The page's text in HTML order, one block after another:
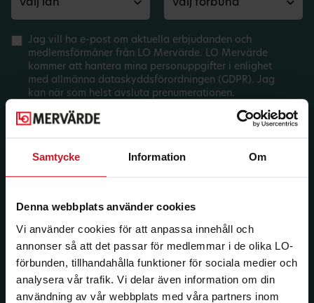
Samtycke Information Om
Denna webbplats använder cookies
Vi använder cookies för att anpassa innehåll och
annonser så att det passar för medlemmar i de olika LO-
förbunden, tillhandahålla funktioner för sociala medier och
analysera vår trafik. Vi delar även information om din
användning av vår webbplats med våra partners inom
Jag vill ha e-post om aktuella erbjudanden och
medlemsförmåner från LO Mervärde. LO Mervärde
kommer att hantera mina personuppgifter i enlighet
med allmänna dataskyddsförordningen (GDPR). Jag
kan när som helst avsluta prenumerationen.